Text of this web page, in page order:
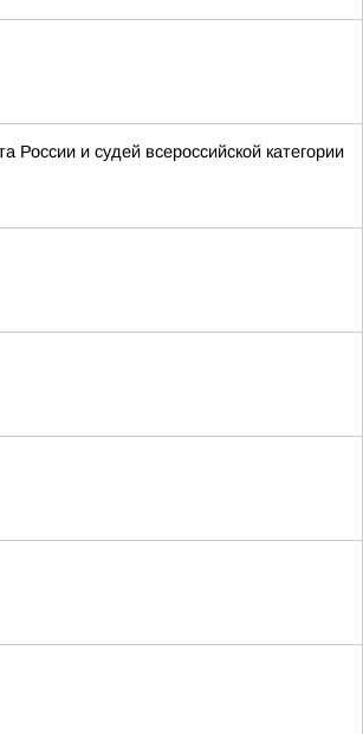
России и судей всероссийской категории